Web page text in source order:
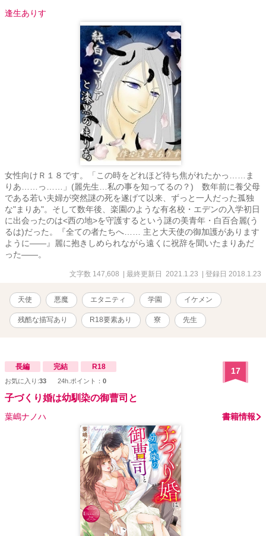
逢生ありす
女性向けＲ１８です。「この時をどれほど待ち焦がれたかっ……ま
りあ……っ……」(麗先生…私の事を知ってるの？) 数年前に養父母
である若い夫婦が突然謎の死を遂げて以来、ずっと一人だった孤独
な"まりあ"。そして数年後、楽園のような有名校・エデンの入学初日
に出会ったのは<西の地>を守護するという謎の美青年・白百合麗(う
るは)だった。『全ての者たちへ…… 主と大天使の御加護があります
ように――』麗に抱きしめられながら遠くに祝辞を聞いたまりあだ
った――。
文字数 147,608 | 最終更新日 2021.1.23 | 登録日 2018.1.23
天使 悪魔 エタニティ 学園 イケメン
残酷な描写あり R18要素あり 寮 先生
長編 完結 R18
お気に入り:33 24h.ポイント： 0
17
子づくり婚は幼馴染の御曹司と
葉嶋ナノハ 書籍情報